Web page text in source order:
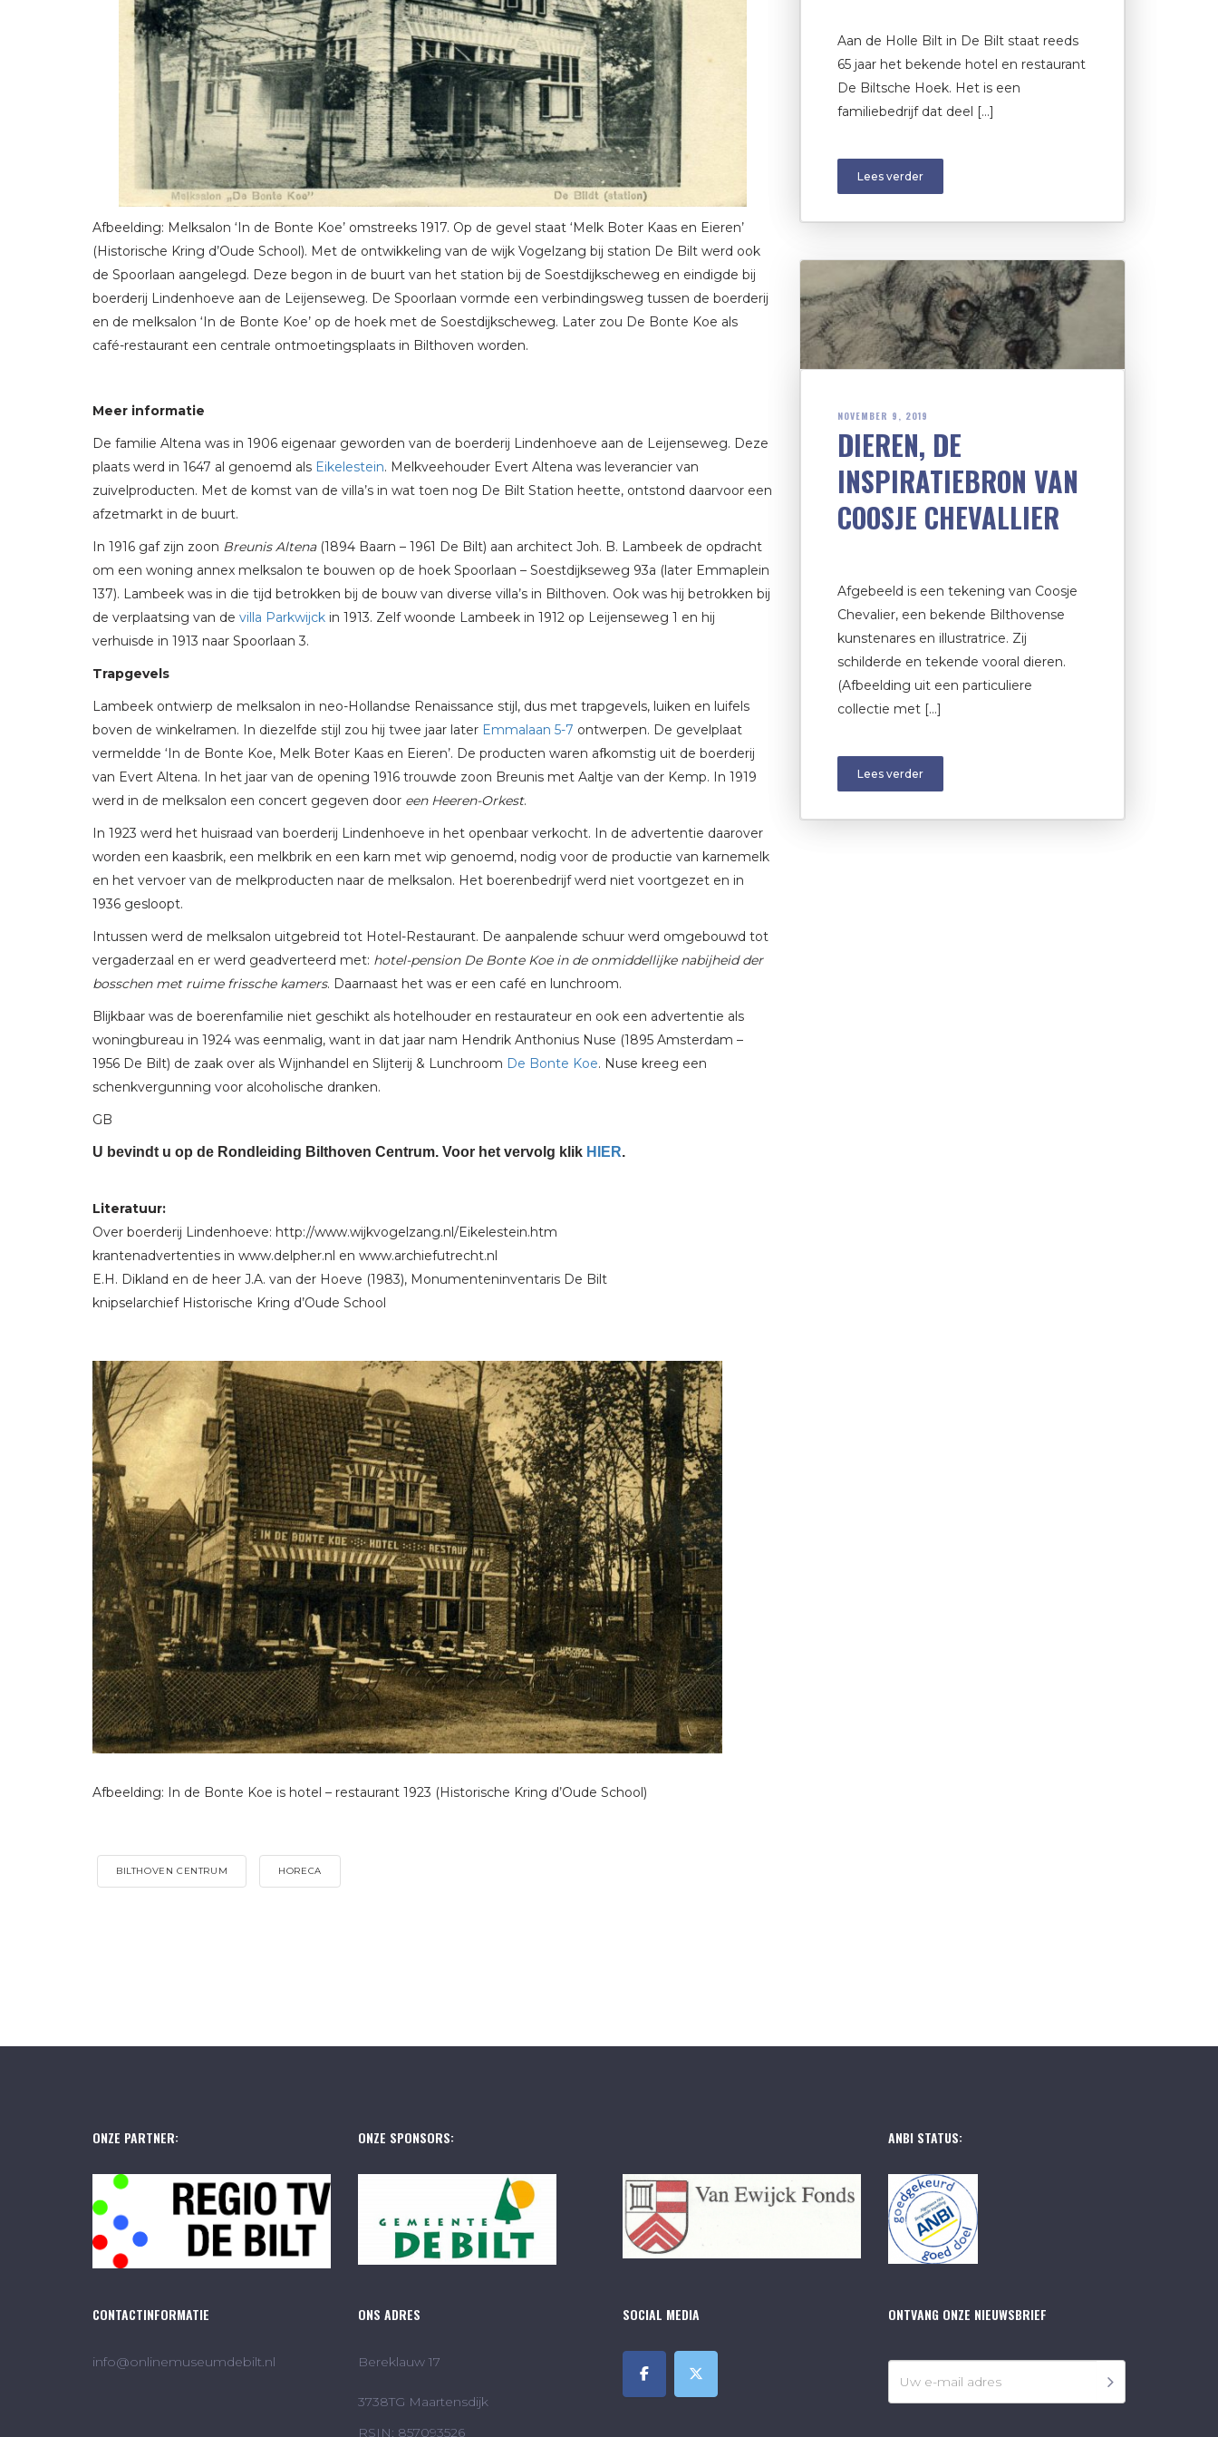
Afbeelding: Melksalon ‘In de Bonte Koe’ omstreeks 1917. Op de gevel staat ‘Melk Boter Kaas en Eieren’
(Historische Kring d’Oude School). Met de ontwikkeling van de wijk Vogelzang bij station De Bilt werd ook
de Spoorlaan aangelegd. Deze begon in de buurt van het station bij de Soestdijkscheweg en eindigde bij
boerderij Lindenhoeve aan de Leijenseweg. De Spoorlaan vormde een verbindingsweg tussen de boerderij
en de melksalon ‘In de Bonte Koe’ op de hoek met de Soestdijkscheweg. Later zou De Bonte Koe als
café-restaurant een centrale ontmoetingsplaats in Bilthoven worden.
Meer informatie
De familie Altena was in 1906 eigenaar geworden van de boerderij Lindenhoeve aan de Leijenseweg. Deze
plaats werd in 1647 al genoemd als Eikelestein. Melkveehouder Evert Altena was leverancier van
zuivelproducten. Met de komst van de villa’s in wat toen nog De Bilt Station heette, ontstond daarvoor een
afzetmarkt in de buurt.
In 1916 gaf zijn zoon Breunis Altena(1894 Baarn – 1961 De Bilt) aan architect Joh. B. Lambeek de opdracht
om een woning annex melksalon te bouwen op de hoek Spoorlaan – Soestdijkseweg 93a (later Emmaplein
137). Lambeek was in die tijd betrokken bij de bouw van diverse villa’s in Bilthoven. Ook was hij betrokken bij
de verplaatsing van de villa Parkwijck in 1913. Zelf woonde Lambeek in 1912 op Leijenseweg 1 en hij
verhuisde in 1913 naar Spoorlaan 3.
Trapgevels
Lambeek ontwierp de melksalon in neo-Hollandse Renaissance stijl, dus met trapgevels, luiken en luifels
boven de winkelramen. In diezelfde stijl zou hij twee jaar later Emmalaan 5-7 ontwerpen. De gevelplaat
vermeldde ‘In de Bonte Koe, Melk Boter Kaas en Eieren’. De producten waren afkomstig uit de boerderij
van Evert Altena. In het jaar van de opening 1916 trouwde zoon Breunis met Aaltje van der Kemp. In 1919
werd in de melksalon een concert gegeven door een Heeren-Orkest.
In 1923 werd het huisraad van boerderij Lindenhoeve in het openbaar verkocht. In de advertentie daarover
worden een kaasbrik, een melkbrik en een karn met wip genoemd, nodig voor de productie van karnemelk
en het vervoer van de melkproducten naar de melksalon. Het boerenbedrijf werd niet voortgezet en in
1936 gesloopt.
Intussen werd de melksalon uitgebreid tot Hotel-Restaurant. De aanpalende schuur werd omgebouwd tot
vergaderzaal en er werd geadverteerd met: hotel-pension De Bonte Koe in de onmiddellijke nabijheid der
bosschen met ruime frissche kamers. Daarnaast het was er een café en lunchroom.
Blijkbaar was de boerenfamilie niet geschikt als hotelhouder en restaurateur en ook een advertentie als
woningbureau in 1924 was eenmalig, want in dat jaar nam Hendrik Anthonius Nuse (1895 Amsterdam –
1956 De Bilt) de zaak over als Wijnhandel en Slijterij & Lunchroom De Bonte Koe. Nuse kreeg een
schenkvergunning voor alcoholische dranken.
GB
U bevindt u op de Rondleiding Bilthoven Centrum. Voor het vervolg klik HIER.
Literatuur:
Over boerderij Lindenhoeve: http://www.wijkvogelzang.nl/Eikelestein.htm
krantenadvertenties in www.delpher.nl en www.archiefutrecht.nl
E.H. Dikland en de heer J.A. van der Hoeve (1983), Monumenteninventaris De Bilt
knipselarchief Historische Kring d’Oude School
Afbeelding: In de Bonte Koe is hotel – restaurant 1923 (Historische Kring d’Oude School)
BILTHOVEN CENTRUM HORECA
Aan de Holle Bilt in De Bilt staat reeds
65 jaar het bekende hotel en restaurant
De Biltsche Hoek. Het is een
familiebedrijf dat deel […]
Lees verder
NOVEMBER 9, 2019
DIEREN, DE
INSPIRATIEBRON VAN
COOSJE CHEVALLIER
Afgebeeld is een tekening van Coosje
Chevalier, een bekende Bilthovense
kunstenares en illustratrice. Zij
schilderde en tekende vooral dieren.
(Afbeelding uit een particuliere
collectie met […]
Lees verder
ONZE PARTNER: ONZE SPONSORS: ANBI STATUS:
CONTACTINFORMATIE
info@onlinemuseumdebilt.nl
ONS ADRES
Bereklauw 17
3738TG Maartensdijk
RSIN: 857093526
SOCIAL MEDIA ONTVANG ONZE NIEUWSBRIEF